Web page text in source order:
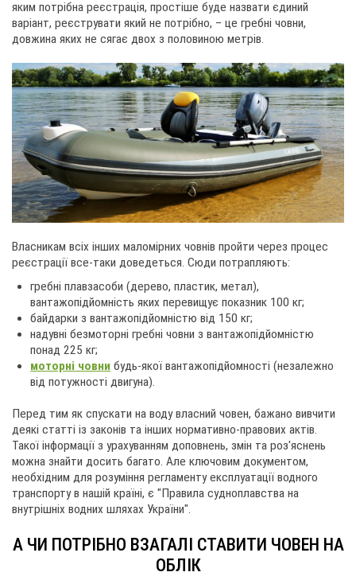
яким потрібна реєстрація, простіше буде назвати єдиний
варіант, реєструвати який не потрібно, – це гребні човни,
довжина яких не сягає двох з половиною метрів.
Власникам всіх інших маломірних човнів пройти через процес
реєстрації все-таки доведеться. Сюди потрапляють:
гребні плавзасоби (дерево, пластик, метал),
вантажопідйомність яких перевищує показник 100 кг;
байдарки з вантажопідйомністю від 150 кг;
надувні безмоторні гребні човни з вантажопідйомністю
понад 225 кг;
моторні човни будь-якої вантажопідйомності (незалежно
від потужності двигуна).
Перед тим як спускати на воду власний човен, бажано вивчити
деякі статті із законів та інших нормативно-правових актів.
Такої інформації з урахуванням доповнень, змін та роз'яснень
можна знайти досить багато. Але ключовим документом,
необхідним для розуміння регламенту експлуатації водного
транспорту в нашій країні, є "Правила судноплавства на
внутрішніх водних шляхах України".
А ЧИ ПОТРІБНО ВЗАГАЛІ СТАВИТИ ЧОВЕН НА
ОБЛІК